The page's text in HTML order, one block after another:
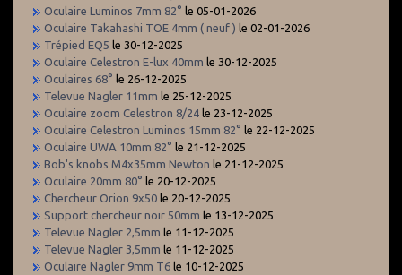
Oculaire Luminos 7mm 82° le 05-01-2026
Oculaire Takahashi TOE 4mm ( neuf ) le 02-01-2026
Trépied EQ5 le 30-12-2025
Oculaire Celestron E-lux 40mm le 30-12-2025
Oculaires 68° le 26-12-2025
Televue Nagler 11mm le 25-12-2025
Oculaire zoom Celestron 8/24 le 23-12-2025
Oculaire Celestron Luminos 15mm 82° le 22-12-2025
Oculaire UWA 10mm 82° le 21-12-2025
Bob's knobs M4x35mm Newton le 21-12-2025
Oculaire 20mm 80° le 20-12-2025
Chercheur Orion 9x50 le 20-12-2025
Support chercheur noir 50mm le 13-12-2025
Televue Nagler 2,5mm le 11-12-2025
Televue Nagler 3,5mm le 11-12-2025
Oculaire Nagler 9mm T6 le 10-12-2025